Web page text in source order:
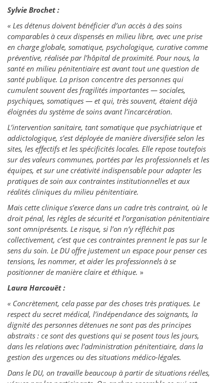
Sylvie Brochet :
« Les détenus doivent bénéficier d’un accès à des soins
comparables à ceux dispensés en milieu libre, avec une prise
en charge globale, somatique, psychologique, curative comme
préventive, réalisée par l’hôpital de proximité. Pour nous, la
santé en milieu pénitentiaire est avant tout une question de
santé publique. La prison concentre des personnes qui
cumulent souvent des fragilités importantes — sociales,
psychiques, somatiques — et qui, très souvent, étaient déjà
éloignées du système de soins avant l’incarcération.
L’intervention sanitaire, tant somatique que psychiatrique et
addictologique, s’est déployée de manière diversifiée selon les
sites, les effectifs et les spécificités locales. Elle repose toutefois
sur des valeurs communes, portées par les professionnels et les
équipes, et sur une créativité indispensable pour adapter les
pratiques de soin aux contraintes institutionnelles et aux
réalités cliniques du milieu pénitentiaire.
Mais cette clinique s’exerce dans un cadre très contraint, où le
droit pénal, les règles de sécurité et l’organisation pénitentiaire
sont omniprésents. Le risque, si l’on n’y réfléchit pas
collectivement, c’est que ces contraintes prennent le pas sur le
sens du soin. Le DU offre justement un espace pour penser ces
tensions, les nommer, et aider les professionnels à se
positionner de manière claire et éthique. »
Laura Harcouët :
« Concrètement, cela passe par des choses très pratiques. Le
respect du secret médical, l’indépendance des soignants, la
dignité des personnes détenues ne sont pas des principes
abstraits : ce sont des questions qui se posent tous les jours,
dans les relations avec l’administration pénitentiaire, dans la
gestion des urgences ou des situations médico-légales.
Dans le DU, on travaille beaucoup à partir de situations réelles,